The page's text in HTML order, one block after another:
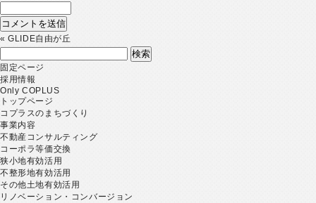
«GLIDE自由が丘
索:
固定ページ
採用情報
Only COPLUS
トップページ
コプラスのまちづくり
事業内容
不動産コンサルティング
コーポラ等価交換
狭小地有効活用
不整形地有効活用
その他土地有効活用
リノベーション・コンバージョン